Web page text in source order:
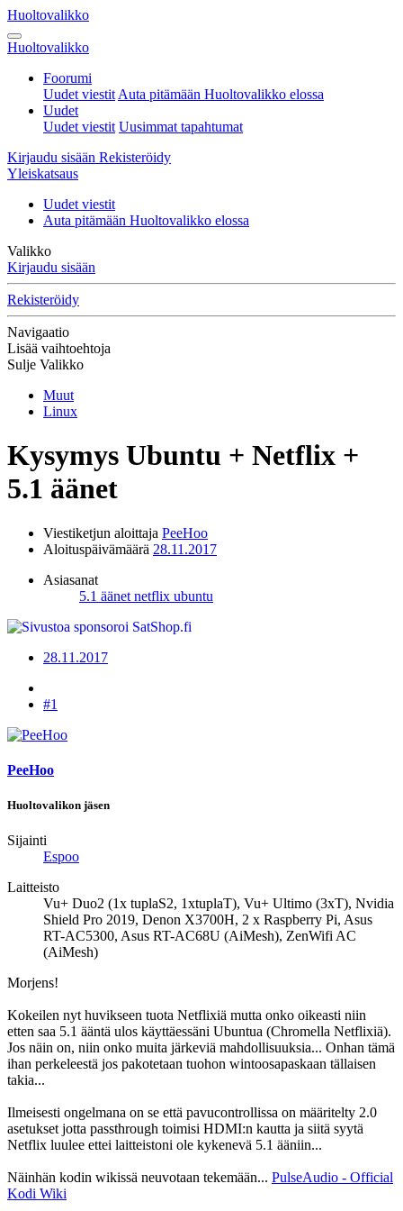
Huoltovalikko
Huoltovalikko
Foorumi
Uudet viestit Auta pitämään Huoltovalikko elossa
Uudet
Uudet viestit Uusimmat tapahtumat
Kirjaudu sisään Rekisteröidy
Yleiskatsaus
Uudet viestit
Auta pitämään Huoltovalikko elossa
Valikko
Kirjaudu sisään
Rekisteröidy
Navigaatio
Lisää vaihtoehtoja
Sulje Valikko
Muut
Linux
Kysymys Ubuntu + Netflix +
5.1 äänet
Viestiketjun aloittaja PeeHoo
Aloituspäivämäärä 28.11.2017
Asiasanat
5.1 äänet netflix ubuntu
28.11.2017
#1
PeeHoo
Huoltovalikon jäsen
Sijainti
Espoo
Laitteisto
Vu+ Duo2 (1x tuplaS2, 1xtuplaT), Vu+ Ultimo (3xT), Nvidia
Shield Pro 2019, Denon X3700H, 2 x Raspberry Pi, Asus
RT-AC5300, Asus RT-AC68U (AiMesh), ZenWifi AC
(AiMesh)
Morjens!
Kokeilen nyt huvikseen tuota Netflixiä mutta onko oikeasti niin
etten saa 5.1 ääntä ulos käyttäessäni Ubuntua (Chromella Netflixiä).
Jos näin on, niin onko muita järkeviä mahdollisuuksia... Onhan tämä
ihan perkeleestä jos pakotetaan tuohon wintoosapaskaan tällaisen
takia...
Ilmeisesti ongelmana on se että pavucontrollissa on määritelty 2.0
asetukset jotta passthrough toimisi HDMI:n kautta ja siitä syytä
Netflix luulee ettei laitteistoni ole kykenevä 5.1 ääniin...
Näinhän kodin wikissä neuvotaan tekemään... PulseAudio - Official
Kodi Wiki